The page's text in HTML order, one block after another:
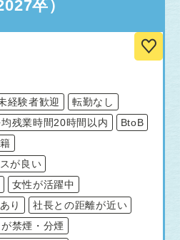
卒）
経験者歓迎
転勤なし
均残業時間20時間以内
BtoB
が良い
女性が活躍中
り
社長との距離が近い
禁煙・分煙